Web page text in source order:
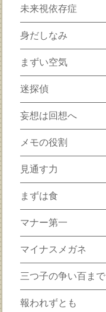
未来視依存症
身だしなみ
まずい空気
迷探偵
妄想は回想へ
メモの役割
見通す力
まずは食
マナー第一
マイナスメガネ
三つ子の争い百まで
報われずとも